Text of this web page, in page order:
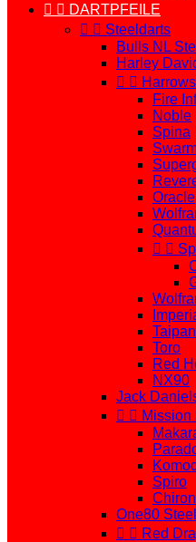
  DARTPFEILE
  Steeldarts
Bulls NL
Harley
 
Fire
Noble
Spina
Oracle
 
Taipan
Toro
Red
NX90
Jack
  Mission
Spiro
Chiron
One80
  Red